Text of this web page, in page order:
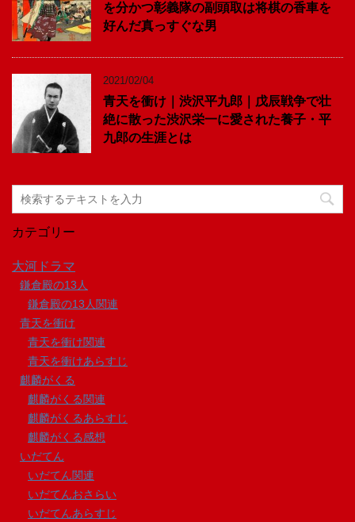
を分かつ彰義隊の副頭取は将棋の香車を
好んだ真っすぐな男
2021/02/04
青天を衝け｜渋沢平九郎｜戊辰戦争で壮
絶に散った渋沢栄一に愛された養子・平
九郎の生涯とは
カテゴリー
大河ドラマ
鎌倉殿の13人
鎌倉殿の13人関連
青天を衝け
青天を衝け関連
青天を衝けあらすじ
麒麟がくる
麒麟がくる関連
麒麟がくるあらすじ
麒麟がくる感想
いだてん
いだてん関連
いだてんおさらい
いだてんあらすじ